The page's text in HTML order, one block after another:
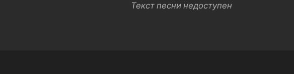
Текст песни недоступен